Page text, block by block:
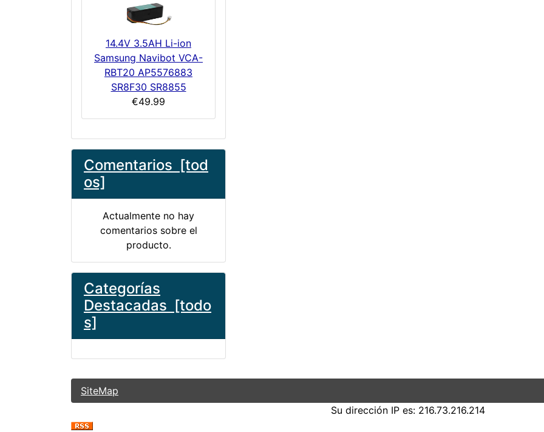
14.4V 3.5AH Li-ion
Samsung Navibot VCA-
RBT20 AP5576883
SR8F30 SR8855
€49.99
Comentarios [tod
os]
Actualmente no hay
comentarios sobre el
producto.
Categorías
Destacadas [todo
s]
SiteMap
Su dirección IP es: 216.73.216.214